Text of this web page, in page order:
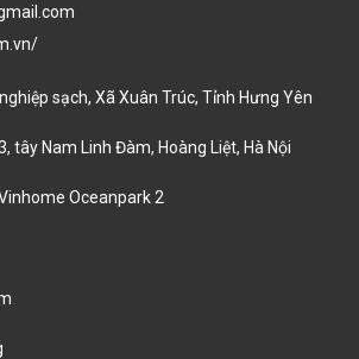
sạch, Xã Xuân Trúc, Tỉnh Hưng Yên
tây Nam Linh Đàm, Hoàng Liệt, Hà Nội
Oceanpark 2